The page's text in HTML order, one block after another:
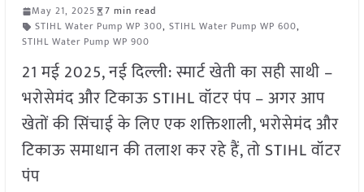
May 21, 2025
7 min read
STIHL Water Pump WP 300, STIHL Water Pump WP 600,
STIHL Water Pump WP 900
21 मई 2025, नई दिल्ली: स्मार्ट खेती का सही साथी –
भरोसेमंद और टिकाऊ STIHL वॉटर पंप – अगर आप
खेतों की सिंचाई के लिए एक शक्तिशाली, भरोसेमंद और
टिकाऊ समाधान की तलाश कर रहे हैं, तो STIHL वॉटर
पंप